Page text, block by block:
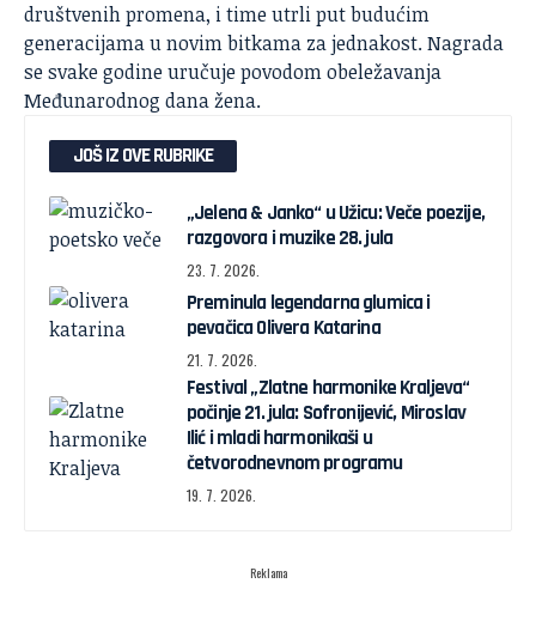
društvenih promena, i time utrli put budućim
generacijama u novim bitkama za jednakost. Nagrada
se svake godine uručuje povodom obeležavanja
Međunarodnog dana žena.
JOŠ IZ OVE RUBRIKE
„Jelena & Janko“ u Užicu: Veče poezije,
razgovora i muzike 28. jula
23. 7. 2026.
Preminula legendarna glumica i
pevačica Olivera Katarina
21. 7. 2026.
Festival „Zlatne harmonike Kraljeva“
počinje 21. jula: Sofronijević, Miroslav
Ilić i mladi harmonikaši u
četvorodnevnom programu
19. 7. 2026.
Reklama